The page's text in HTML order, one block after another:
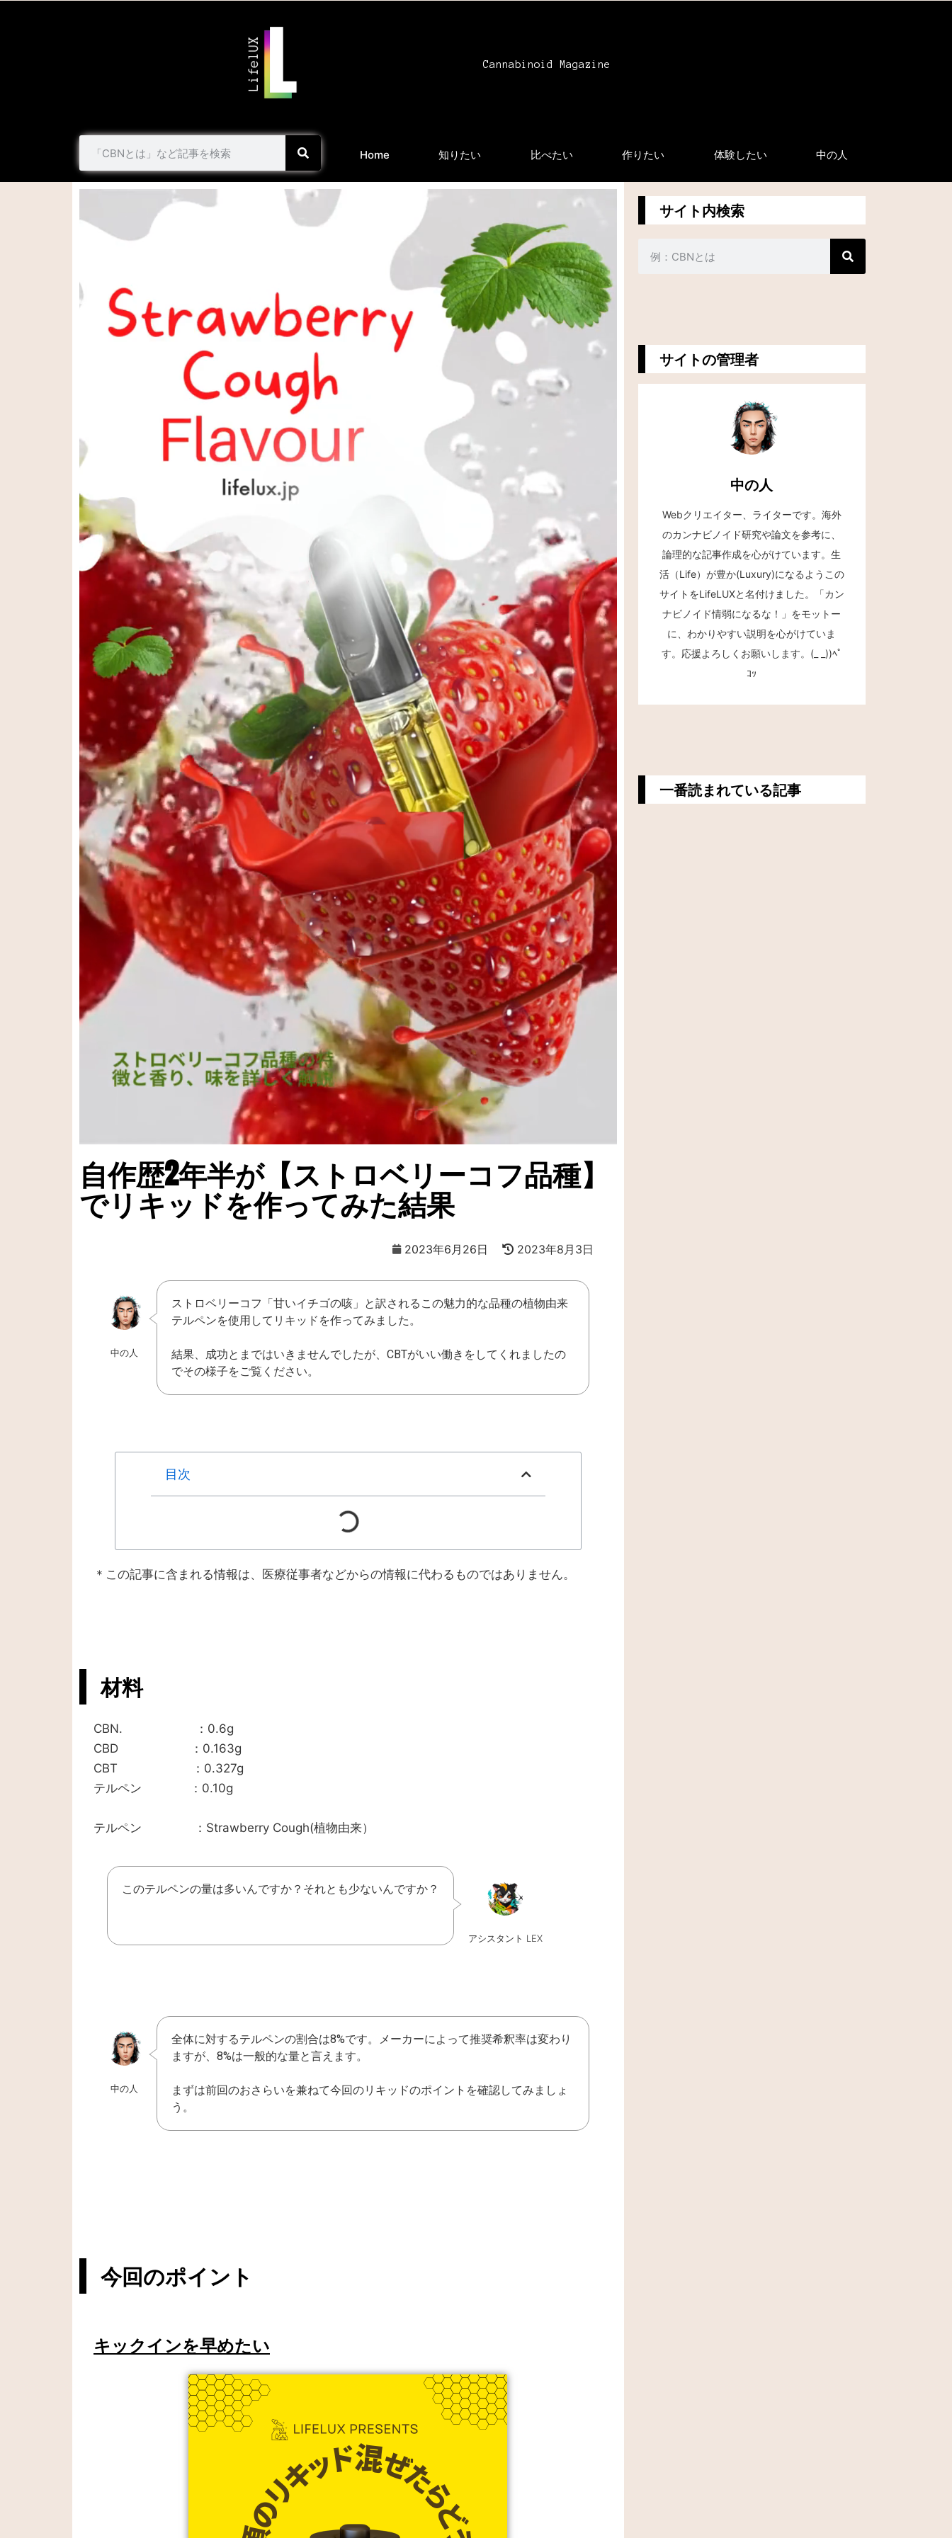
Cannabinoid Magazine
Home 知りたい 比べたい 作りたい 体験したい 中の人
自作歴2年半が【ストロベリーコフ品種】
でリキッドを作ってみた結果
2023年6月26日 2023年8月3日
ストロベリーコフ「甘いイチゴの咳」と訳されるこの魅力的な品種の植物由来
テルペンを使用してリキッドを作ってみました。
結果、成功とまではいきませんでしたが、CBTがいい働きをしてくれましたの
でその様子をご覧ください。
中の人
目次
＊この記事に含まれる情報は、医療従事者などからの情報に代わるものではありません。
材料
CBN. ：0.6g
CBD ：0.163g
CBT ：0.327g
テルペン ：0.10g
テルペン ：Strawberry Cough(植物由来）
このテルペンの量は多いんですか？それとも少ないんですか？
アシスタント LEX
全体に対するテルペンの割合は8%です。メーカーによって推奨希釈率は変わり
ますが、8%は一般的な量と言えます。
まずは前回のおさらいを兼ねて今回のリキッドのポイントを確認してみましょ
う。
中の人
今回のポイント
キックインを早めたい
サイト内検索
サイトの管理者
中の人
Webクリエイター、ライターです。海外
のカンナビノイド研究や論文を参考に、
論理的な記事作成を心がけています。生
活（Life）が豊か(Luxury)になるようこの
サイトをLifeLUXと名付けました。「カン
ナビノイド情弱になるな！」をモットー
に、わかりやすい説明を心がけていま
す。応援よろしくお願いします。(_ _))ﾍﾟ
ｺｯ
一番読まれている記事